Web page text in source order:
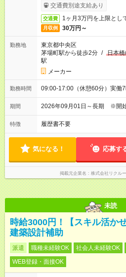
ービス利用可（利用条件有）
交通費別途支給あり
交通費 1ヶ月3万円を上限とし
月収例 30万円～
勤務地
東京都中央区
茅場町駅から徒歩2分 / 日本
駅
メーカー
勤務時間 09:00-17:00（休憩60分）実働7
期間 2026年09月01日～長期 ※開
特徴 履歴書不要
気になる！ 応募す
掲載元企業名 株式会社リクル
未読
時給3000円！【スキル活か
建築設計補助
派遣 職種未経験OK 社会人未経験OK
WEB登録・面接OK